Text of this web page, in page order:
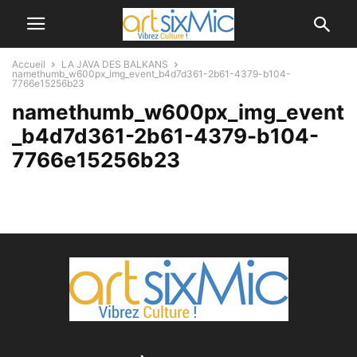
Accueil
LA JAVA DES BALKANS
namethumb_w600px_img_event_b4d7d361-2b61-4379-b104-
7766e15256b23
namethumb_w600px_img_event
_b4d7d361-2b61-4379-b104-
7766e15256b23